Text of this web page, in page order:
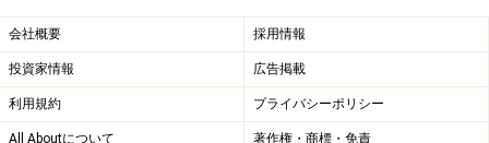
会社概要 採用情報
投資家情報 広告掲載
利用規約 プライバシーポリシー
All Aboutについて 著作権・商標・免責